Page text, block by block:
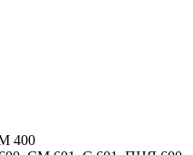
400